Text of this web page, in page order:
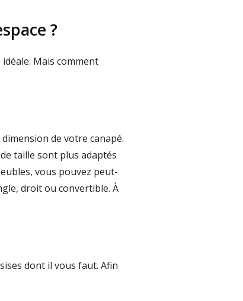
?
Mais comment
de votre canapé.
taille sont plus adaptés
vous pouvez peut-
droit ou convertible. À
dont il vous faut. Afin